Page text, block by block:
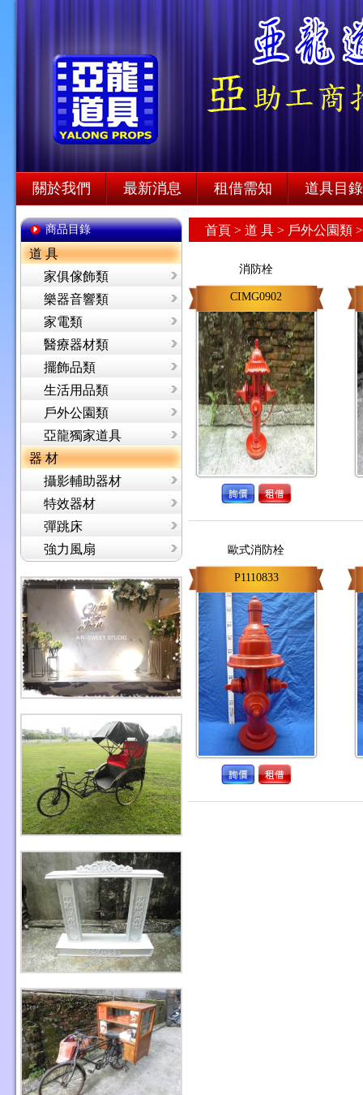
關於我們 最新消息 租借需知 道具目錄
商品目錄
道 具
家俱傢飾類
樂器音響類
家電類
醫療器材類
擺飾品類
生活用品類
戶外公園類
亞龍獨家道具
器 材
攝影輔助器材
特效器材
彈跳床
強力風扇
首頁 > 道 具 > 戶外公園類
消防栓
CIMG0902
歐式消防栓
P1110833